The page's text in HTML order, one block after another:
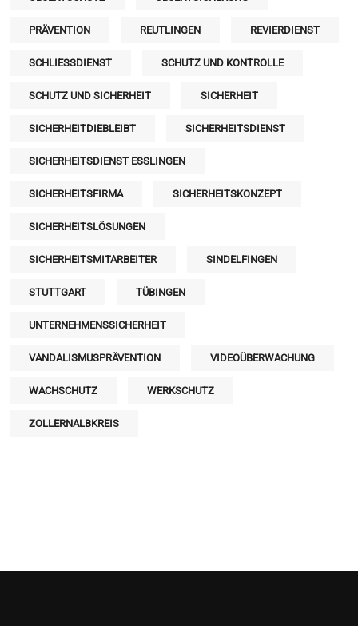
PRÄVENTION REUTLINGEN REVIERDIENST
SCHLIESSDIENST SCHUTZ UND KONTROLLE
SCHUTZ UND SICHERHEIT SICHERHEIT
SICHERHEITDIEBLEIBT SICHERHEITSDIENST
SICHERHEITSDIENST ESSLINGEN
SICHERHEITSFIRMA SICHERHEITSKONZEPT
SICHERHEITSLÖSUNGEN
SICHERHEITSMITARBEITER SINDELFINGEN
STUTTGART TÜBINGEN
UNTERNEHMENSSICHERHEIT
VANDALISMUSPRÄVENTION VIDEOÜBERWACHUNG
WACHSCHUTZ WERKSCHUTZ
ZOLLERNALBKREIS